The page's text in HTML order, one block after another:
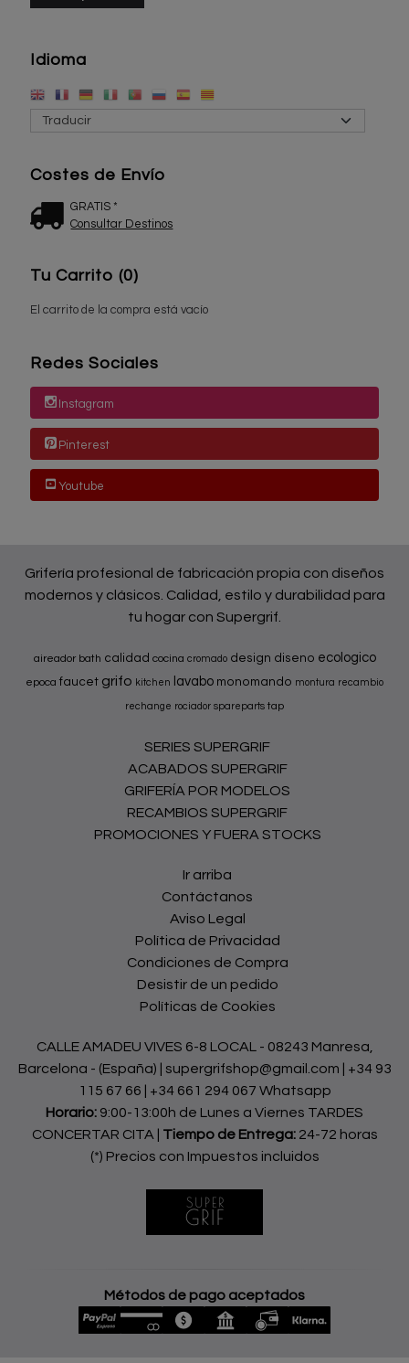
Idioma
Costes de Envío
GRATIS *
Consultar Destinos
Tu Carrito (0)
El carrito de la compra está vacío
Redes Sociales
Instagram
Pinterest
Youtube
Grifería profesional de fabricación propia con diseños
modernos y clásicos. Calidad, estilo y durabilidad para
tu hogar con Supergrif.
aireador bath calidad cocina cromado design diseno ecologico
epoca faucet grifo kitchen lavabo monomando montura recambio
rechange rociador spareparts tap
SERIES SUPERGRIF
ACABADOS SUPERGRIF
GRIFERÍA POR MODELOS
RECAMBIOS SUPERGRIF
PROMOCIONES Y FUERA STOCKS
Ir arriba
Contáctanos
Aviso Legal
Política de Privacidad
Condiciones de Compra
Desistir de un pedido
Políticas de Cookies
CALLE AMADEU VIVES 6-8 LOCAL - 08243 Manresa,
Barcelona - (España) | supergrifshop@gmail.com | +34 93
115 67 66
+34 661 294 067 Whatsapp
Horario: 9:00-13:00h de Lunes a Viernes TARDES
CONCERTAR CITA | Tiempo de Entrega: 24-72 horas
(*) Precios con Impuestos incluidos
Métodos de pago aceptados